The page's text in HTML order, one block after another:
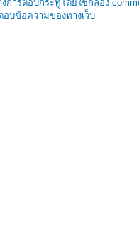
การตอบกระทู้โดยใช้กล่อง
อบข้อความของทางเว็บ